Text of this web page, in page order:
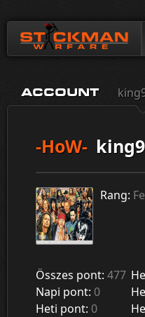
ACCOUNT
-HoW-
Rang:
Összes pont: 477
Napi pont: 0
Heti pont: 0